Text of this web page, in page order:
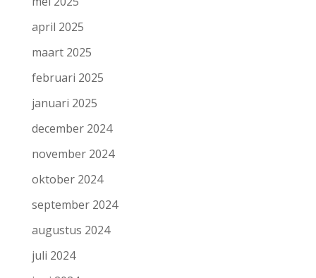
april 2025
maart 2025
februari 2025
januari 2025
december 2024
november 2024
oktober 2024
september 2024
augustus 2024
juli 2024